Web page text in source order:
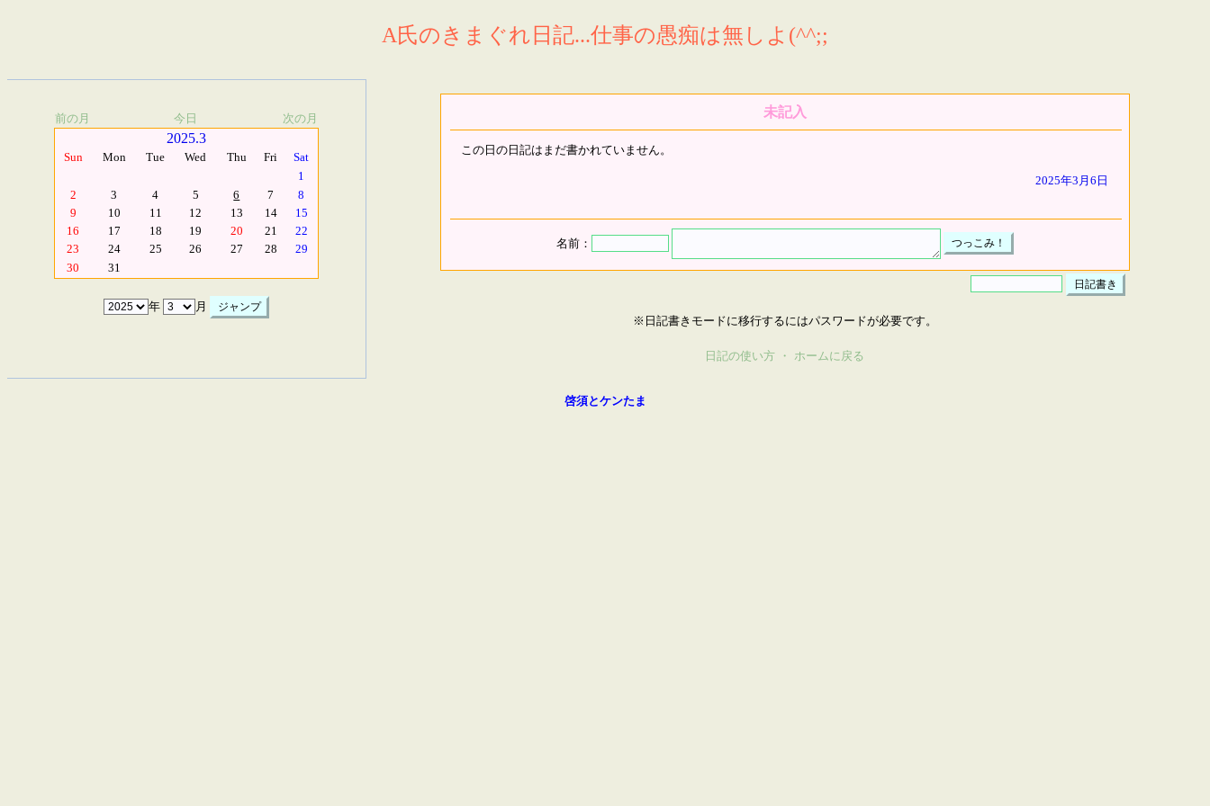
A氏のきまぐれ日記...仕事の愚痴は無しよ(^^;;
前の月 今日 次の月
2025.3
Sun Mon Tue Wed Thu Fri
Sat
1
2
3 4 5 6 7
8
9
10 11 12 13 14
15
16
17 18 19 20 21
22
23
24 25 26 27 28
29
30
31
年 月
未記入
この日の日記はまだ書かれていません。
2025年3月6日
名前：
※日記書きモードに移行するにはパスワードが必要です。
日記の使い方 ・ ホームに戻る
啓須とケンたま